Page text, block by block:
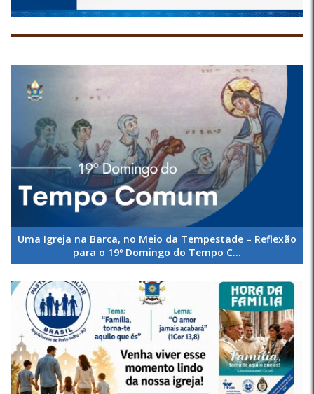
Uma Igreja na Barca, no Meio da Tempestade – Reflexão
para o 19º Domingo do Tempo C...